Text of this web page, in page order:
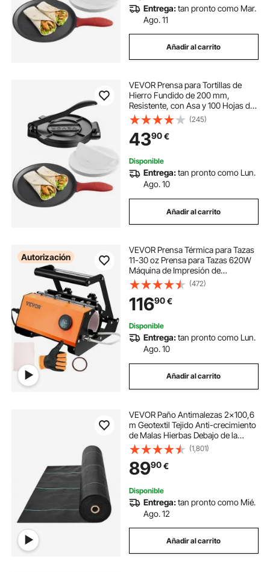
Entrega:tan pronto como Mar.
Ago. 11
Añadir al carrito
VEVOR Prensa para Tortillas de
Hierro Fundido de 200 mm,
Resistente, con Asa y 100 Hojas de
Papel Pergamino, para Masa de
Tacos y Tortillas de Harina, 250 x
200 x 120 mm, Fácil de Usar, Gris
(245)
4390€
Disponible
Entrega:tan pronto como Lun.
Ago. 10
Añadir al carrito
Autorización
VEVOR Prensa Térmica para Tazas
11-30 oz Prensa para Tazas 620W
Máquina de Impresión de
Transferencia 29,1 x 31,2 x 25,7 cm
con Pantalla Táctil Estilo Perilla y
Circuito de Seguridad de Doble
Control
(472)
11690€
Disponible
Entrega:tan pronto como Lun.
Ago. 10
Añadir al carrito
VEVOR Paño Antimalezas 2x100,6
m Geotextil Tejido Anti-crecimiento
de Malas Hierbas Debajo de la
Grava 108 g/m² Paño de PP
Permeable Resistente al Desgarro
para Paisajismo, Cubierta del Suelo,
Negro
(1,801)
8990€
Disponible
Entrega:tan pronto como Mié.
Ago. 12
Añadir al carrito